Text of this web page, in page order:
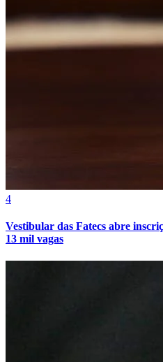
4
Vestibular das Fatecs abre
13 mil vagas